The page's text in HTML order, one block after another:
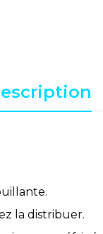
la distribuer.